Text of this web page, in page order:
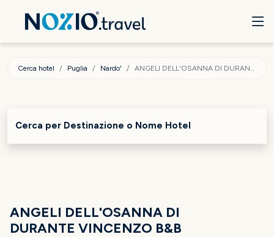
Cerca hotel Puglia Nardo' ANGELI DELL'OSANNA DI DURANTE VINCENZO B&B
Cerca per Destinazione o Nome Hotel
ANGELI DELL'OSANNA DI
DURANTE VINCENZO B&B